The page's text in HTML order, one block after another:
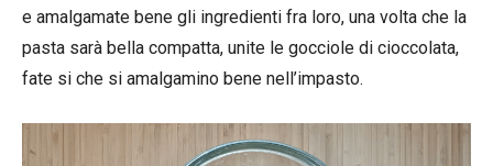
e amalgamate bene gli ingredienti fra loro, una volta che la
pasta sarà bella compatta, unite le gocciole di cioccolata,
fate si che si amalgamino bene nell’impasto.